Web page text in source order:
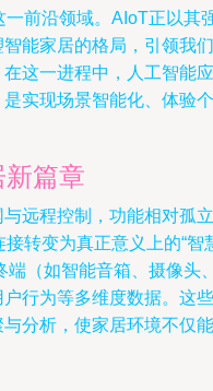
前沿领域。AIoT正以其
能家居的格局，引领我们
这一进程中，人工智能应
实现场景智能化、体验个
篇章
远程控制，功能相对孤立
转变为真正意义上的“智
端（如智能音箱、摄像头
行为等多维度数据。这些
分析，使家居环境不仅能